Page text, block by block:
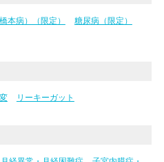
本病）（限定）
糖尿病（限定）
リーキーガット